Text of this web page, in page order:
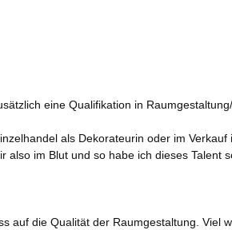
eine Qualifikation in
als Dekorateurin oder im
im Blut und so habe ich dieses Talent
auf die Qualität der Raumgestaltung. Viel